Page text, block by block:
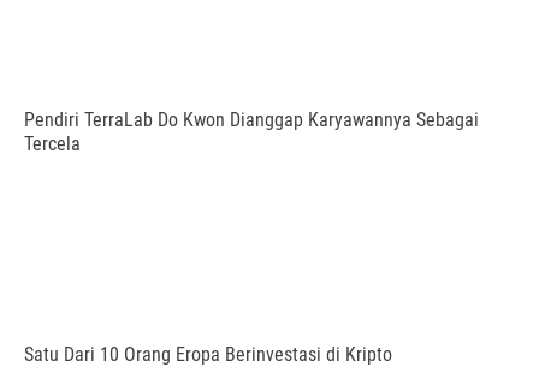
Pendiri TerraLab Do Kwon Dianggap Karyawannya Sebagai
Tercela
Satu Dari 10 Orang Eropa Berinvestasi di Kripto